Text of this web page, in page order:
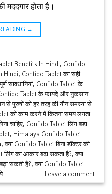
मददगार होता है।
→
Benefits In Hindi, Confido
Hindi, Confido Tablet का सही
सावधानियां, Confido Tablet के
Tablet के फायदे और नुकसान
से पुरुषों को हर तरह की यौन समस्या से
को काम करने में कितना समय लगता
चाहिए, Confido Tablet लिंग बडा
, Himalaya Confido Tablet
,क्या Confido Tablet बिना डॉक्टर की
लिंग का आकार बढ़ा सकता है?,क्या
सकती है?,क्या Confido Tablet
Leave a comment